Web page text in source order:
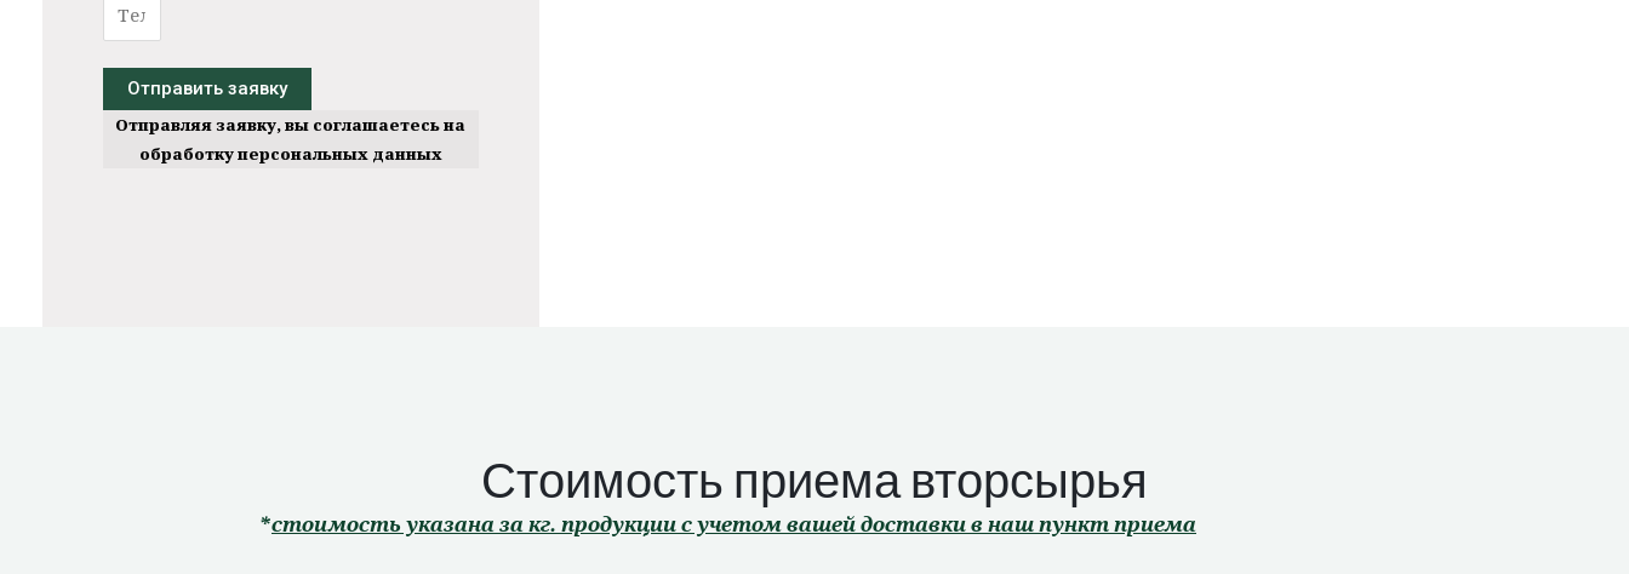
Отправить заявку
Отправляя заявку, вы соглашаетесь на
обработкуперсональных данных
Стоимость приема вторсырья
*стоимость указана за кг. продукции с учетом вашей доставки в наш пункт приема